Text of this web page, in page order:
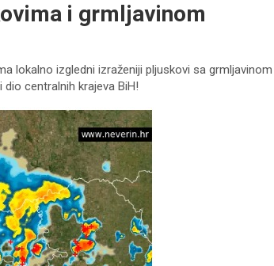
i grmljavinom
lokalno izgledni izraženiji pljuskovi sa
centralnih krajeva BiH!